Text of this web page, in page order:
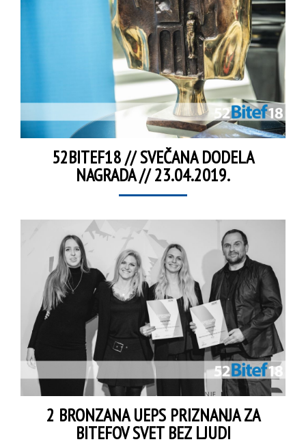
52BITEF18 // SVEČANA DODELA
NAGRADA // 23.04.2019.
2 BRONZANA UEPS PRIZNANJA ZA
BITEFOV SVET BEZ LJUDI